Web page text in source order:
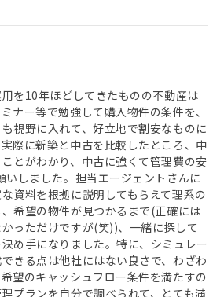
を10年ほどしてきたものの不動産は
ナー等で勉強して購入物件の条件を、
視野に入れて、好立地で割安なものに
際に新築と中古を比較したところ、中
とがわかり、中古に強くて管理費の安
いしました。担当エージェントさんに
資料を根拠に説明してもらえて理系の
希望の物件が見つかるまで(正確には
っただけですが(笑))、一緒に探して
め手になりました。特に、シミュレー
きる点は他社にはない良さで、わざわ
望のキャッシュフロー条件を満たすの
プランを自分で調べられて、とても満